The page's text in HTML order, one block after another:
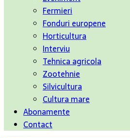
Fermieri
Fonduri europene
Horticultura
Interviu
Tehnica agricola
Zootehnie
Silvicultura
Cultura mare
Abonamente
Contact